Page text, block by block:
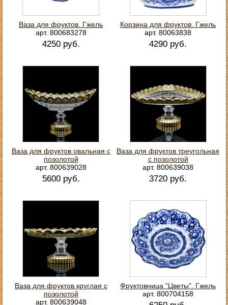
Ваза для фруктов. Гжель
арт. 800683278
4250 руб.
Корзина для фруктов. Гжель
арт. 80063838
4290 руб.
Ваза для фруктов овальная с
позолотой
арт. 800639028
5600 руб.
Ваза для фруктов треугольная
с позолотой
арт. 800639038
3720 руб.
Ваза для фруктов круглая с
позолотой
арт. 800639048
Фруктовница "Цветы". Гжель
арт. 800704158